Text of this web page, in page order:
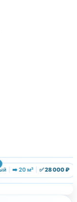
| ➡️ 20 м³ | ✅ 28 000 ₽